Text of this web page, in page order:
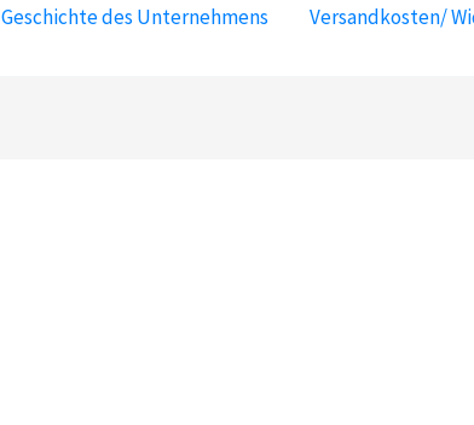
Geschichte des Unternehmens Versandkosten/